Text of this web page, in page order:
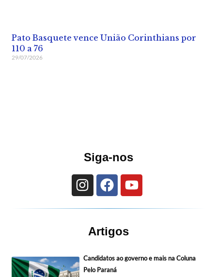
Pato Basquete vence União Corinthians por
110 a 76
29/07/2026
Siga-nos
Artigos
Candidatos ao governo e mais na Coluna
Pelo Paraná